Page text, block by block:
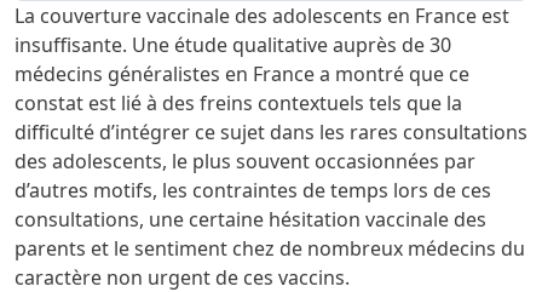
La couverture vaccinale des adolescents en France est
insuffisante. Une étude qualitative auprès de 30
médecins généralistes en France a montré que ce
constat est lié à des freins contextuels tels que la
difficulté d’intégrer ce sujet dans les rares consultations
des adolescents, le plus souvent occasionnées par
d’autres motifs, les contraintes de temps lors de ces
consultations, une certaine hésitation vaccinale des
parents et le sentiment chez de nombreux médecins du
caractère non urgent de ces vaccins.